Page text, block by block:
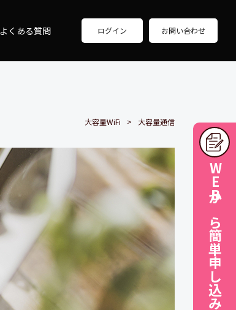
よくある質問 ログイン お問い合わせ
WEBから簡単申し込み
大容量WiFi 大容量通信